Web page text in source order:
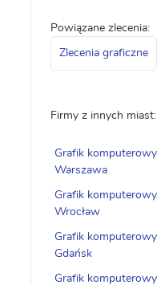
Powiązane zlecenia:
Zlecenia graficzne
Firmy z innych miast:
Grafik komputerowy
Warszawa
Grafik komputerowy
Wrocław
Grafik komputerowy
Gdańsk
Grafik komputerowy